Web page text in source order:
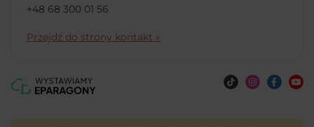
+48 68 300 01 56
Przejdź do strony kontakt »